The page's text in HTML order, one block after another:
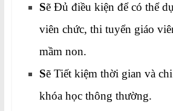
Sẽ Đủ điều kiện để có thể
viên chức, thi tuyển giáo
mầm non.
Sẽ Tiết kiệm thời gian và
khóa học thông thường.